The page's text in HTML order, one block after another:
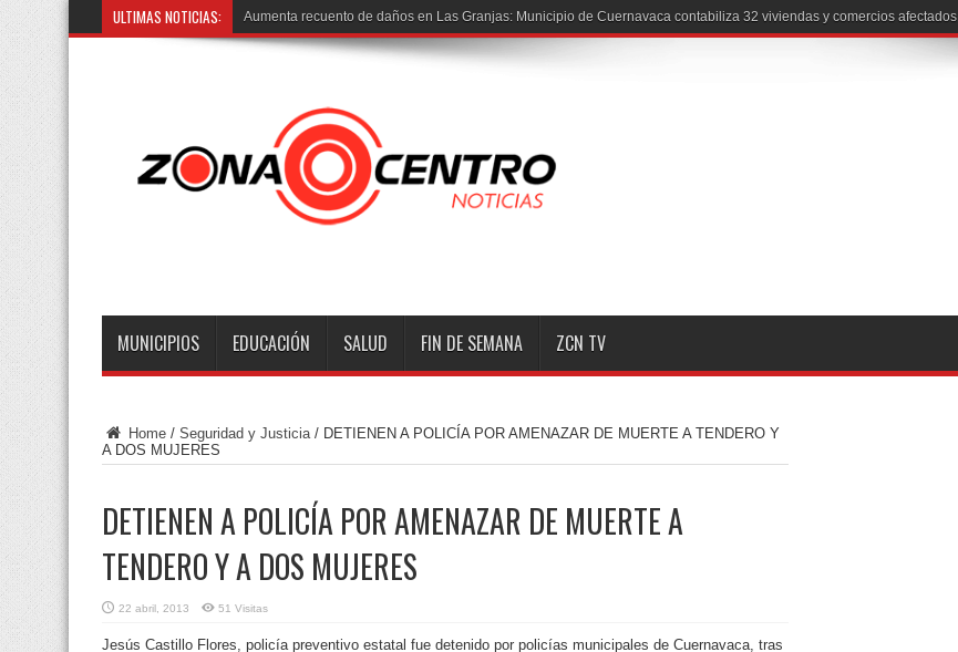
ULTIMAS NOTICIAS: Aumenta recuento de daños en Las Granjas: Municipio de Cuernavaca contabiliza 32 viviendas y comercios afectados
MUNICIPIOS EDUCACIÓN SALUD FIN DE SEMANA ZCN TV
Home / Seguridad y Justicia / DETIENEN A POLICÍA POR AMENAZAR DE MUERTE A TENDERO Y
A DOS MUJERES
DETIENEN A POLICÍA POR AMENAZAR DE MUERTE A
TENDERO Y A DOS MUJERES
22 abril, 2013 51 Visitas
Jesús Castillo Flores, policía preventivo estatal fue detenido por policías municipales de Cuernavaca, tras